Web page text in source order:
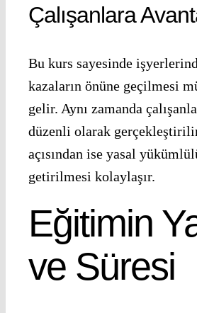
Çalışanlara
Bu kurs sayesinde
kazaların önüne geçilmesi
gelir. Aynı zamanda
düzenli olarak
açısından ise yasal
getirilmesi kolaylaşır.
Eğitimin
ve Süresi